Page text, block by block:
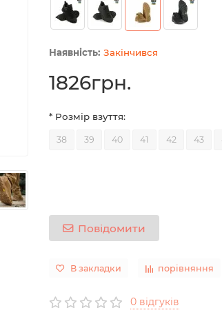
Закінчився
1826грн.
* Розмір взуття:
38 39 40 41 42 43
Повідомити
В закладки порівняння
0 відгуків